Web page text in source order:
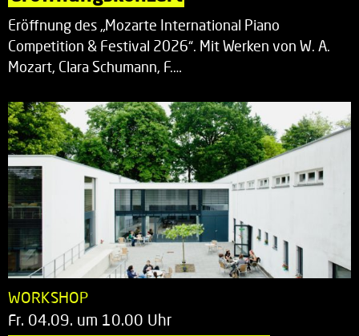
Eröffnung des „Mozarte International Piano
Competition & Festival 2026“. Mit Werken von W. A.
Mozart, Clara Schumann, F.…
WORKSHOP
Fr. 04.09. um 10.00 Uhr